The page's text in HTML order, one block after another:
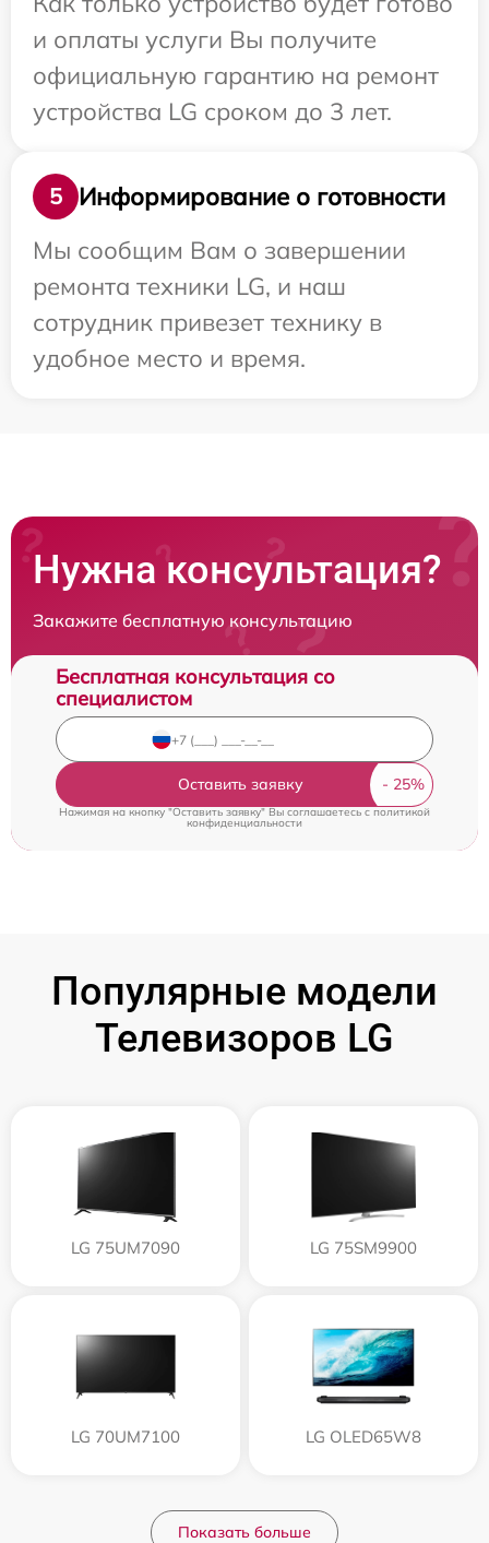
и оплаты услуги Вы получите
официальную гарантию на ремонт
устройства LG сроком до 3 лет.
5
Информирование о готовности
Мы сообщим Вам о завершении
ремонта техники LG, и наш
сотрудник привезет технику в
удобное место и время.
Нужна консультация?
Закажите бесплатную консультацию
Бесплатная консультация со
специалистом
Оставить заявку
Нажимая на кнопку "Оставить заявку" Вы соглашаетесь cполитикой
конфиденциальности
Популярные модели
Телевизоров LG
LG 75UM7090 LG 75SM9900
LG 70UM7100 LG OLED65W8
Показать больше